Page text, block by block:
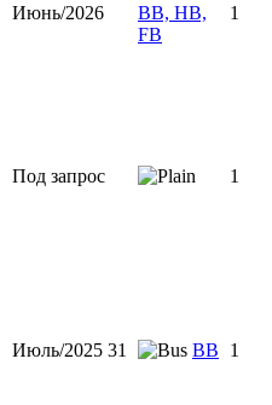
Июнь/2026
BB, HB,
FB
1
Под запрос 1
Июль/2025 31 ВВ 1